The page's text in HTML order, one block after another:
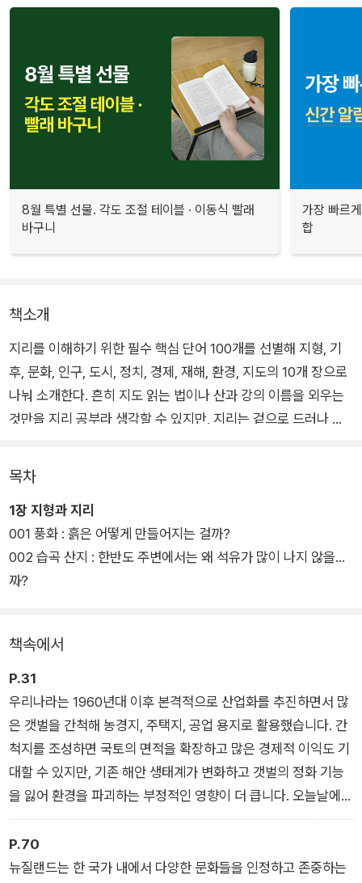
8월 특별 선물. 각도 조절 테이블 · 이동식 빨래
바구니
가장 빠르
합
책소개
지리를 이해하기 위한 필수 핵심 단어 100개를 선별해 지형, 기
후, 문화, 인구, 도시, 정치, 경제, 재해, 환경, 지도의 10개 장으로
나눠 소개한다. 흔히 지도 읽는 법이나 산과 강의 이름을 외우는
것만을 지리 공부라 생각할 수 있지만, 지리는 겉으로 드러나 있
문이다.
따라서 지리적 안목을 키우면 복잡하게 얽히고설킨 세계를 이해
하는 데에도 중요한 도구로 활용할 수 있다. 또한 2028년도 수능
부터 선택과목이 폐지되고 통합사회 영역이 신설됨에 따라 이중
높은 비중을 차지할 지리 과목에 대한 관심도 점점 높아지고 있
저자 이윤지 선생님은 현직 지리교사이자 EBS에서 오랫동안 강
의를 해온 경험을 바탕으로 독자들이 자칫 어렵고 복잡하게 느낄
수 있는 지리 이야기를 재미있게 읽을 수 있도록 이 책을 구성했
다. 파타고니아, 노스페이스 같은 스포츠용품 브랜드 이름과 빙하
지형, 카타르 월드컵과 탄소중립, 맥도날드의 감자튀김과 기업의
공간적 분업 등 일상 속에서 벌어지는 현상과 사건을 구체적인 예
로 들어 설명함으로써 지리 개념을 우리 삶 가까이로 끌어와 독자
들이 좀더 친숙하게 느끼고 받아들일 수 있게 했다.
지형과 기후는 물론이고, ‘이것도 지리와 관련이 있다고?’라고 생
목차
1장 지형과 지리
001 풍화 : 흙은 어떻게 만들어지는 걸까?
002 습곡 산지 : 한반도 주변에서는 왜 석유가 많이 나지 않을
까?
책속에서
P.31
우리나라는 1960년대 이후 본격적으로 산업화를 추진하면서 많
은 갯벌을 간척해 농경지, 주택지, 공업 용지로 활용했습니다. 간
척지를 조성하면 국토의 면적을 확장하고 많은 경제적 이익도 기
대할 수 있지만, 기존 해안 생태계가 변화하고 갯벌의 정화 기능
을 잃어 환경을 파괴하는 부정적인 영향이 더 큽니다. 오늘날에는
갯벌이 천연기념물로 등록되는 등 갯벌의 경제적 가치 못지않게
자연 환경적 가치가 새롭게 인식되고 있습니다. 갯벌에 대한 환경
적 가치에 관심이 높아지면서 생태 환경이 우수한 갯벌을 연안 습
P.70
뉴질랜드는 한 국가 내에서 다양한 문화들을 인정하고 존중하는